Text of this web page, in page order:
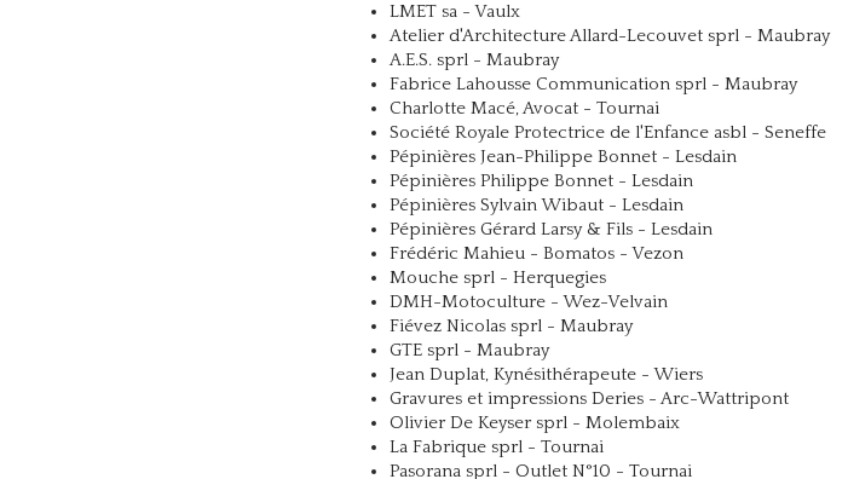
LMET sa - Vaulx
Atelier d'Architecture Allard-Lecouvet sprl - Maubray
A.E.S. sprl - Maubray
Fabrice Lahousse Communication sprl - Maubray
Charlotte Macé, Avocat - Tournai
Société Royale Protectrice de l'Enfance asbl - Seneffe
Pépinières Jean-Philippe Bonnet - Lesdain
Pépinières Philippe Bonnet - Lesdain
Pépinières Sylvain Wibaut - Lesdain
Pépinières Gérard Larsy & Fils - Lesdain
Frédéric Mahieu - Bomatos - Vezon
Mouche sprl - Herquegies
DMH-Motoculture - Wez-Velvain
Fiévez Nicolas sprl - Maubray
GTE sprl - Maubray
Jean Duplat, Kynésithérapeute - Wiers
Gravures et impressions Deries - Arc-Wattripont
Olivier De Keyser sprl - Molembaix
La Fabrique sprl - Tournai
Pasorana sprl - Outlet N°10 - Tournai